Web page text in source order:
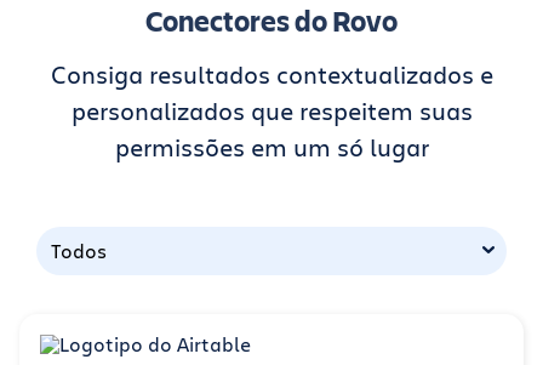
Conectores do Rovo
Consiga resultados contextualizados e
personalizados que respeitem suas
permissões em um só lugar
Todos